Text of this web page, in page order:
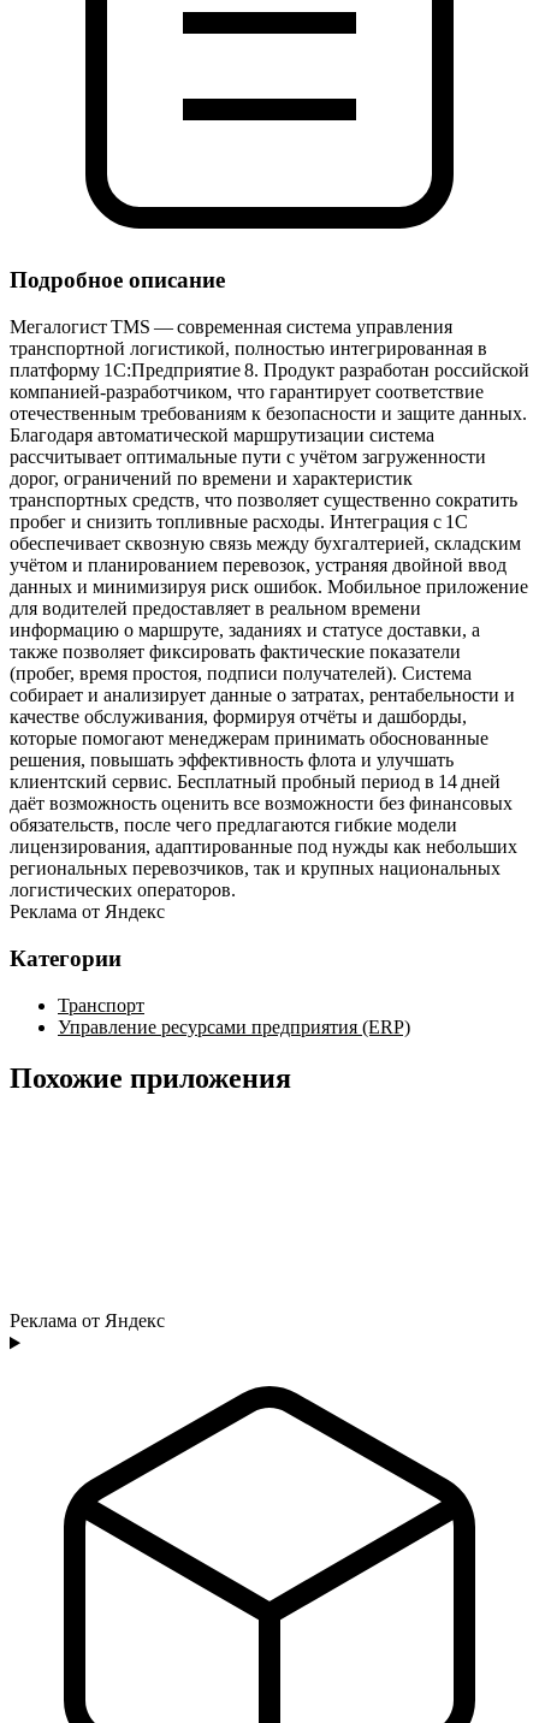
Подробное описание
Мегалогист TMS — современная система управления
транспортной логистикой, полностью интегрированная в
платформу 1С:Предприятие 8. Продукт разработан российской
компанией‑разработчиком, что гарантирует соответствие
отечественным требованиям к безопасности и защите данных.
Благодаря автоматической маршрутизации система
рассчитывает оптимальные пути с учётом загруженности
дорог, ограничений по времени и характеристик
транспортных средств, что позволяет существенно сократить
пробег и снизить топливные расходы. Интеграция с 1С
обеспечивает сквозную связь между бухгалтерией, складским
учётом и планированием перевозок, устраняя двойной ввод
данных и минимизируя риск ошибок. Мобильное приложение
для водителей предоставляет в реальном времени
информацию о маршруте, заданиях и статусе доставки, а
также позволяет фиксировать фактические показатели
(пробег, время простоя, подписи получателей). Система
собирает и анализирует данные о затратах, рентабельности и
качестве обслуживания, формируя отчёты и дашборды,
которые помогают менеджерам принимать обоснованные
решения, повышать эффективность флота и улучшать
клиентский сервис. Бесплатный пробный период в 14 дней
даёт возможность оценить все возможности без финансовых
обязательств, после чего предлагаются гибкие модели
лицензирования, адаптированные под нужды как небольших
региональных перевозчиков, так и крупных национальных
логистических операторов.
Реклама от Яндекс
Категории
Транспорт
Управление ресурсами предприятия (ERP)
Похожие приложения
Реклама от Яндекс